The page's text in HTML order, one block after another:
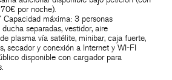
por noche).
máxima: 3 personas
separadas, vestidor, aire
plasma vía satélite, minibar, caja fuerte,
secador y conexión a Internet y WI-FI
disponible con cargador para